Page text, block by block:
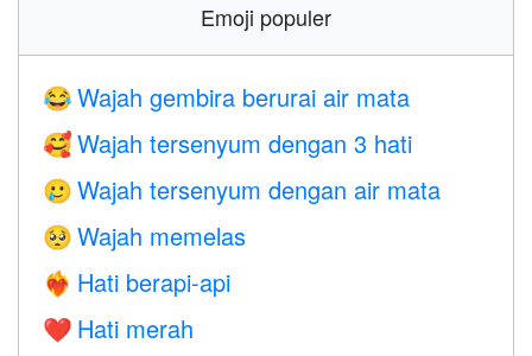
Emoji populer
😂 Wajah gembira berurai air mata
🥰 Wajah tersenyum dengan 3 hati
🥲 Wajah tersenyum dengan air mata
🥺 Wajah memelas
❤️‍🔥 Hati berapi-api
❤️ Hati merah